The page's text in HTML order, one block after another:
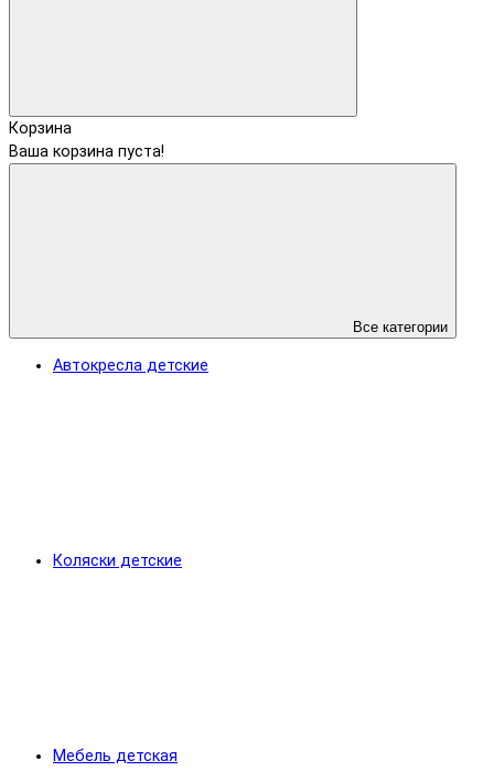
Корзина
Ваша корзина пуста!
Все категории
Автокресла детские
Коляски детские
Мебель детская